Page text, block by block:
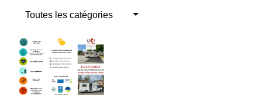
Toutes les catégories